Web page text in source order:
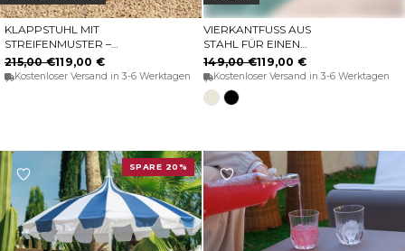
IN DEN WARENKORB
KLAPPSTUHL MIT
STREIFENMUSTER –
AIGUABLAVA
215,00 €119,00 €
Kostenloser Versand in 3-6 Werktagen
OPTIONEN WÄHLEN
VIERKANTFUSS AUS S
TAHL FÜR EINEN S
ONNENSCHIRM IM A
USSENBEREICH MA
CARELLA
149,00 €119,00 €
Kostenloser Versand in 3-6 Werktagen
Opak-
Beige
Schwarz
SPARE 20%